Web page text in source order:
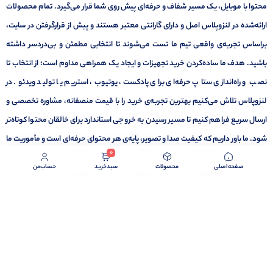
محتوا با موبایل، یک مسیر شفاف و حرفه‌ای پیش روی شما قرار می‌گیرد. تمام محصولات
ارائه‌شده در لنزوپلاس اصل و دارای گارانتی معتبر هستند و پیش از قرارگرفتن در سایت،
براساس تجربه‌ی واقعی تیم ما تست می‌شوند تا انتخابی مطمئن و بی‌دردسر داشته
باشید. هدف ما ساده‌کردن خرید تجهیزات و ایجاد یک همراهی مداوم است؛ از انتخاب تا
نصب و راه‌اندازی ستاپ حرفه‌ای برای پادکست، یوتیوب، استریم یا تولید ویدئو. در
لنزوپلاس تلاش می‌کنیم بهترین تجربه‌ی خرید را با قیمت منصفانه، مشاوره تخصصی و
ارسال سریع فراهم کنیم تا مسیر رسیدن به خروجی استاندارد برای خالقان محتوا کوتاه‌تر
شود. ما باور داریم که کیفیت صدا و تصویر، پایه‌ی هر محتوای حرفه‌ای است و مأموریت ما
کمک به ساخت همین کیفیت است.
صفحه‌اصلی محصولات
0
سبد‌خرید حساب‌من